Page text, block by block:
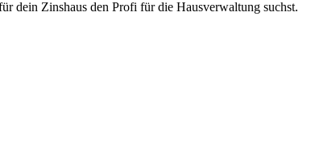
dein Zinshaus den Profi für die Hausverwaltung suchst.